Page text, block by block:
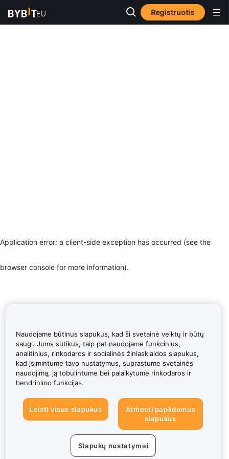
Registruotis
Application error: a client-side exception has occurred (see the
browser console for more information).
Naudojame būtinus slapukus, kad ši svetainė veiktų ir būtų
saugi. Jums sutikus, taip pat naudojame funkcinius,
analitinius, rinkodaros ir socialinės žiniasklaidos slapukus,
kad įsimintume tavo nustatymus, suprastume svetainės
naudojimą, ją tobulintume bei palaikytume rinkodaros ir
bendrinimo funkcijas.
Leisti visus slapukus
Atmesti papildomus
slapukus
Slapukų nustatymai